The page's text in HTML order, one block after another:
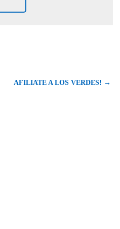
AFILIATE A LOS VERDES! →